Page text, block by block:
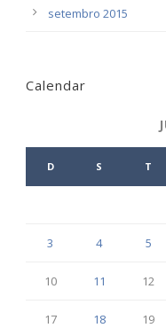
setembro 2015
Calendar
D S T
3 4 5
10 11 12
17 18 19